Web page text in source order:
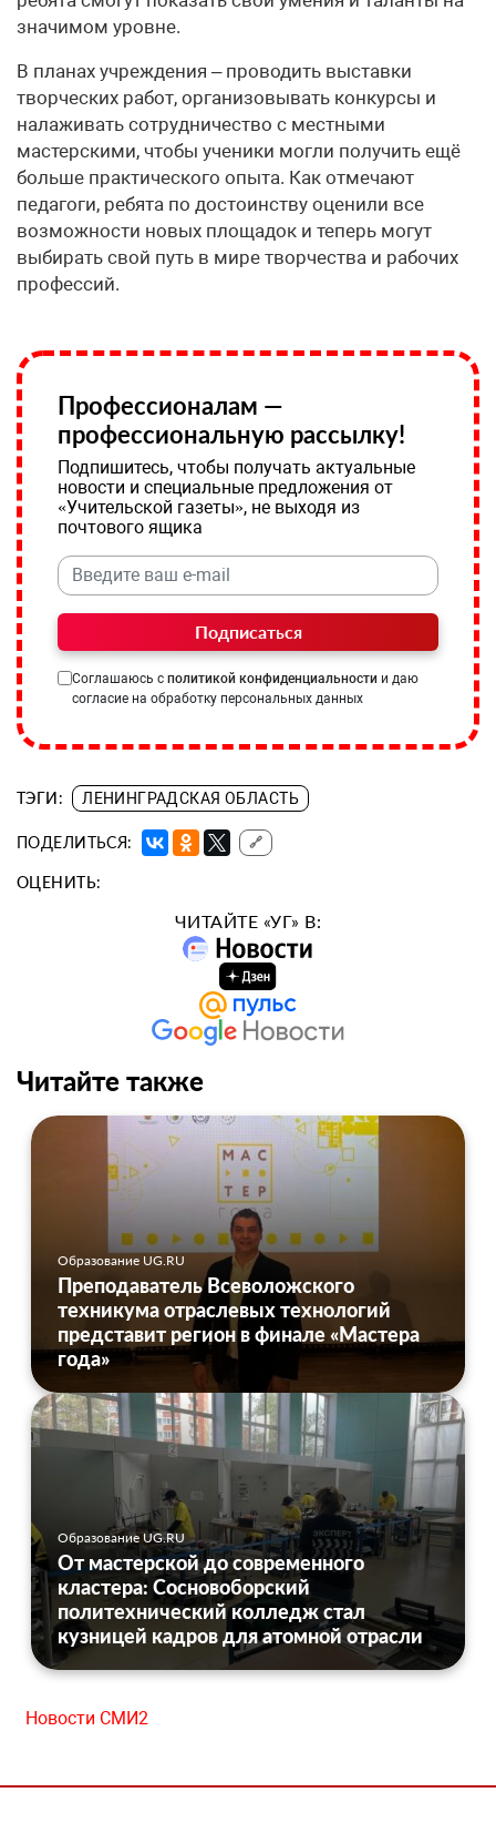
значимом уровне.
В планах учреждения – проводить выставки
творческих работ, организовывать конкурсы и
налаживать сотрудничество с местными
мастерскими, чтобы ученики могли получить ещё
больше практического опыта. Как отмечают
педагоги, ребята по достоинству оценили все
возможности новых площадок и теперь могут
выбирать свой путь в мире творчества и рабочих
профессий.
Профессионалам —
профессиональную рассылку!
Подпишитесь, чтобы получать актуальные
новости и специальные предложения от
«Учительской газеты», не выходя из
почтового ящика
Подписаться
Соглашаюсь с политикой конфиденциальности и даю
согласие на обработку персональных данных
ТЭГИ: ЛЕНИНГРАДСКАЯ ОБЛАСТЬ
ПОДЕЛИТЬСЯ: 🔗
ОЦЕНИТЬ:
ЧИТАЙТЕ «УГ» В:
Читайте также
Образование UG.RU
Преподаватель Всеволожского
техникума отраслевых технологий
представит регион в финале «Мастера
года»
Образование UG.RU
От мастерской до современного
кластера: Сосновоборский
политехнический колледж стал
кузницей кадров для атомной отрасли
Новости СМИ2